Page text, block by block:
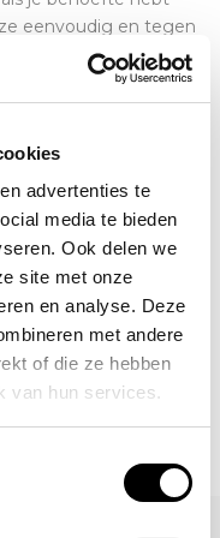
advertenties te
media te bieden
Ook delen we
site met onze
en analyse. Deze
met andere
of die ze hebben
van hun services.
eenvoudig en tegen
van de
en meer?
Abonneer